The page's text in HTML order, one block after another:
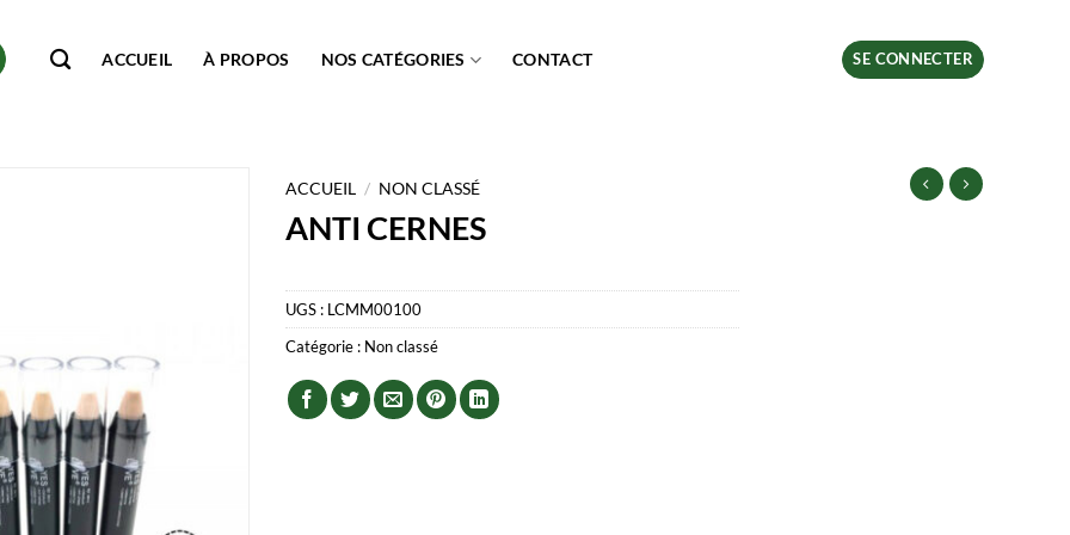
ACCUEIL À PROPOS NOS CATÉGORIES CONTACT SE CONNECTER
ACCUEIL / NON CLASSÉ
ANTI CERNES
UGS : LCMM00100
Catégorie : Non classé